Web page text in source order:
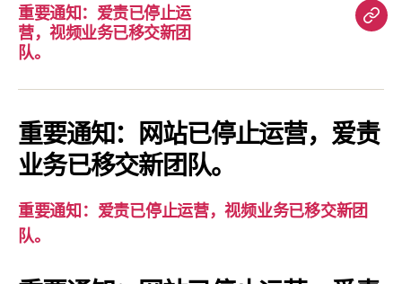
重要通知：爱责已停止运
营，视频业务已移交新团
队。
重
知：
爱
责
重要通知：网站已停止运营，爱责
业务已移交新团队。
重要通知：爱责已停止运营，视频业务已移交新团
队。